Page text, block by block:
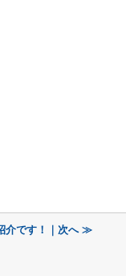
介です！｜次へ ≫